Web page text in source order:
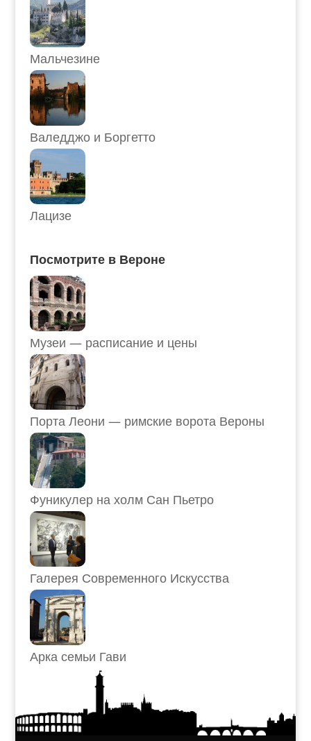
Мальчезине
Валедджо и Боргетто
Лацизе
Посмотрите в Вероне
Музеи — расписание и цены
Порта Леони — римские ворота Вероны
Фуникулер на холм Сан Пьетро
Галерея Современного Искусства
Арка семьи Гави